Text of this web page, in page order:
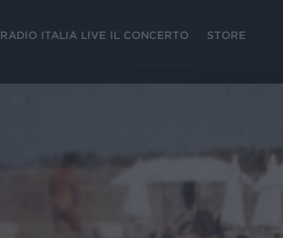
RADIO ITALIA LIVE IL CONCERTO STORE